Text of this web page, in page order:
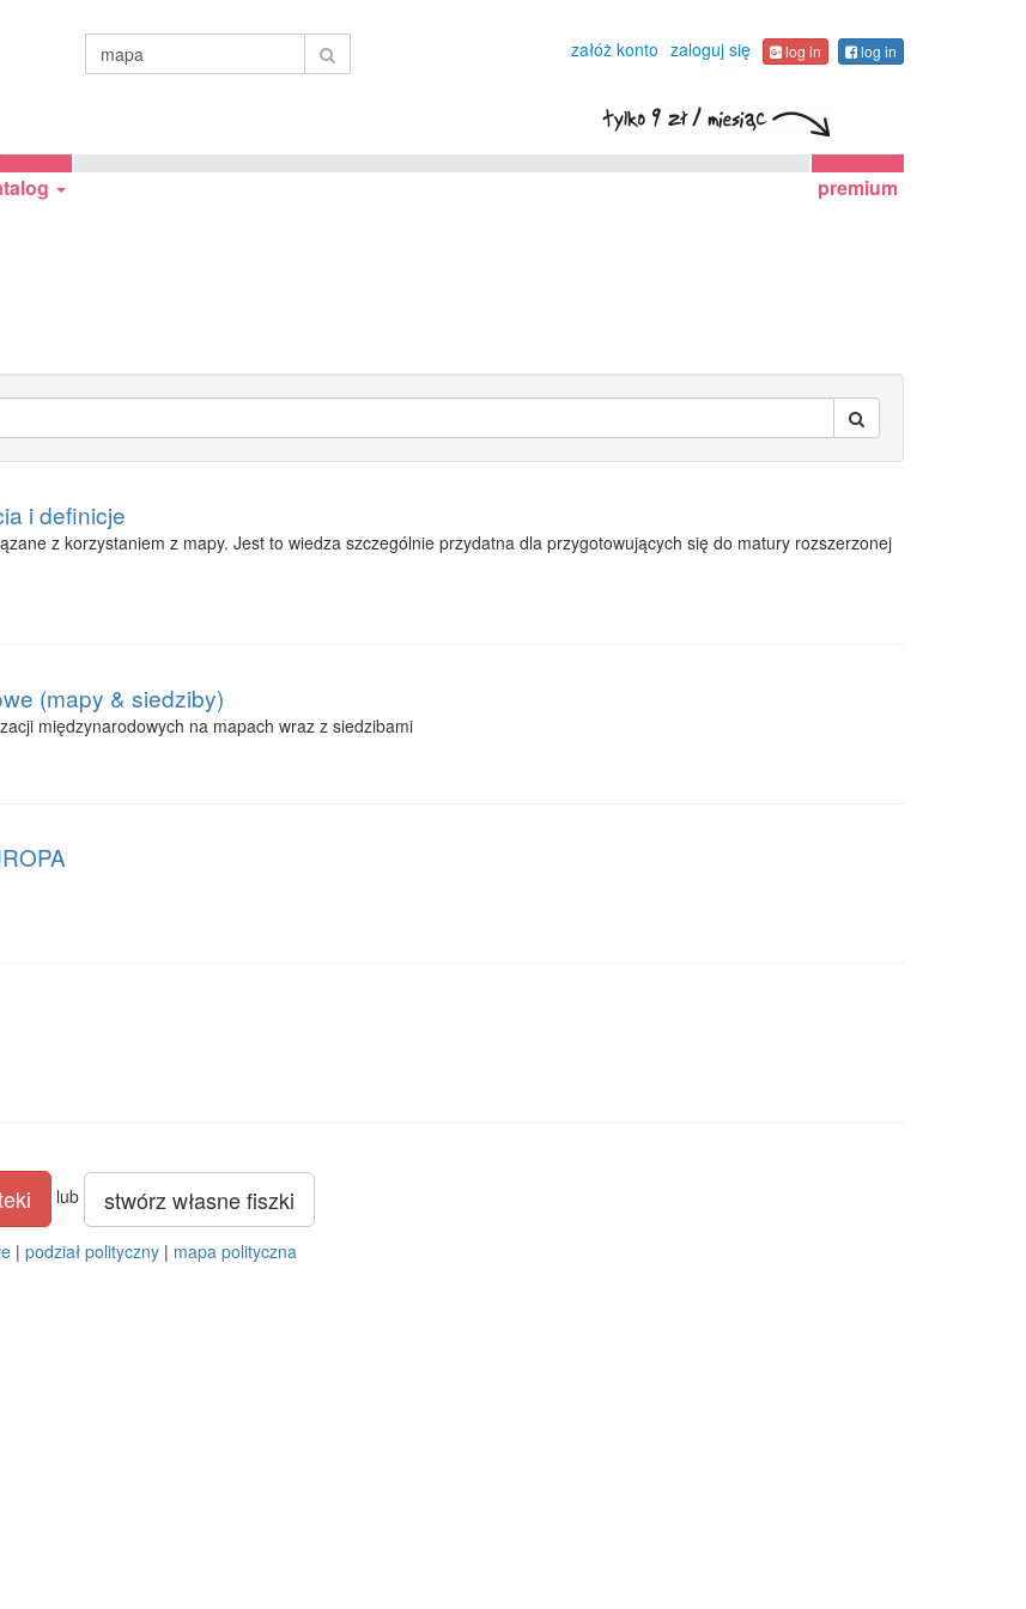
załóż konto zaloguj się log in log in
premium
i definicje
z korzystaniem z mapy. Jest to wiedza szczególnie przydatna dla przygotowujących się do matury rozszerzonej
(mapy & siedziby)
międzynarodowych na mapach wraz z siedzibami
lub stwórz własne fiszki
| podział polityczny | mapa polityczna